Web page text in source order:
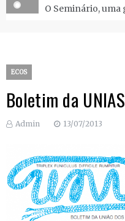
O Seminário,
ECOS
Boletim da
Admin 13/07/2013